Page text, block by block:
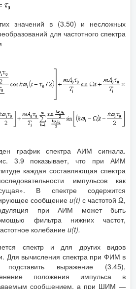
значений в (3.50) и несложных
для частотного спектра
график спектра АИМ сигнала.
3.9 показывает, что при АИМ
каждая составляющая спектра
импульсов как
В спектре содержится
сообщение u(t) с частотой Ω,
при АИМ может быть
фильтра нижних частот,
колебание u(t).
спектр и для других видов
Для вычисления спектра при ФИМ в
выражение (3.45),
положения импульса в
сообщением, а при ШИМ —